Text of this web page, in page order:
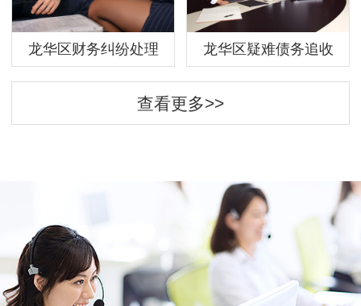
龙华区财务纠纷处理 龙华区疑难债务追收
查看更多>>